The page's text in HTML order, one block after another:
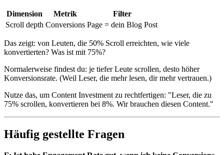
Dimension Metrik
Filter
Scroll depth Conversions Page = dein Blog Post
Das zeigt: von Leuten, die 50% Scroll erreichten, wie viele
konvertierten? Was ist mit 75%?
Normalerweise findest du: je tiefer Leute scrollen, desto höher
Konversionsrate. (Weil Leser, die mehr lesen, dir mehr vertrauen.)
Nutze das, um Content Investment zu rechtfertigen: "Leser, die zu
75% scrollen, konvertieren bei 8%. Wir brauchen diesen Content."
Häufig gestellte Fragen